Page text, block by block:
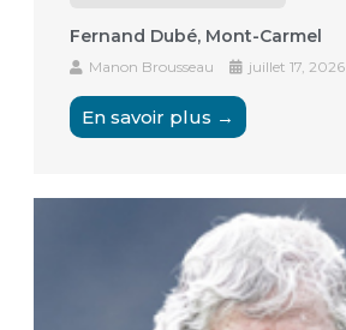
Fernand Dubé, Mont-Carmel
Manon Brousseau juillet 17, 2026
En savoir plus →